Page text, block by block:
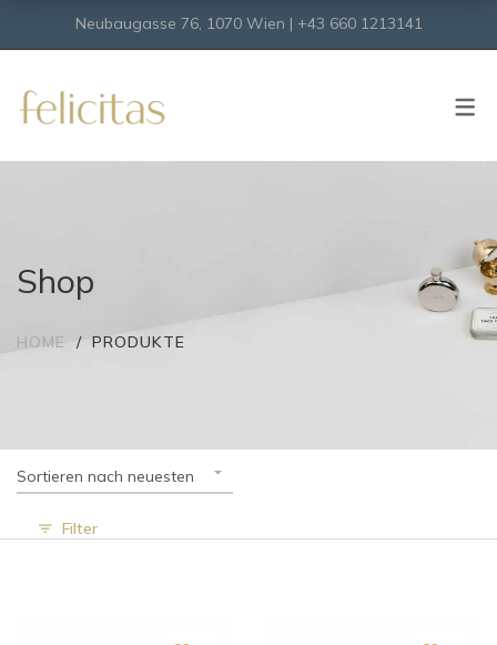
Neubaugasse 76, 1070 Wien | +43 660 1213141
Shop
HOME PRODUKTE
Sortieren nach neuesten
Filter